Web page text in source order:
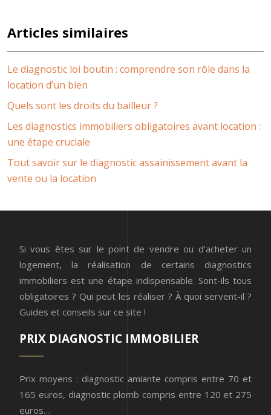
Articles similaires
Le diagnostic loi boutin : comprendre son rôle dans la
location d’un bien
Quels sont les droits du bailleur ?
Les diagnostics immobiliers obligatoires avant location :
une étape cruciale
Tout savoir sur le diagnostic assainissement avant la
vente ou la location
Si vous êtes sur le point de vendre ou d’acheter un
logement, la réalisation de certains diagnostics
immobiliers est une étape indispensable. Sont-ils tous
obligatoires ? Qui peut les réaliser ? À quoi servent-il ?
Guides et conseils sur ce site !
PRIX DIAGNOSTIC IMMOBILIER
Prix moyens : diagnostic amiante compris entre 70 et
165 euros, diagnostic plomb compris entre 120 et 275
euros…